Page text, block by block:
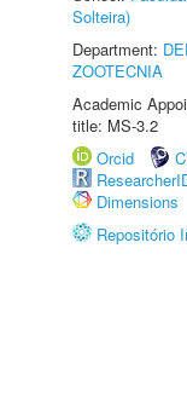
Solteira)
Department:
ZOOTECNIA
Academic
title: MS-3.2
Orcid
Dimensions
Repositório